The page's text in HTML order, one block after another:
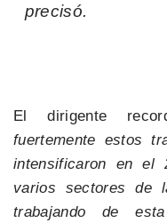
precisó.
El dirigente
fuertemente estos
intensificaron en el
varios sectores de
trabajando de